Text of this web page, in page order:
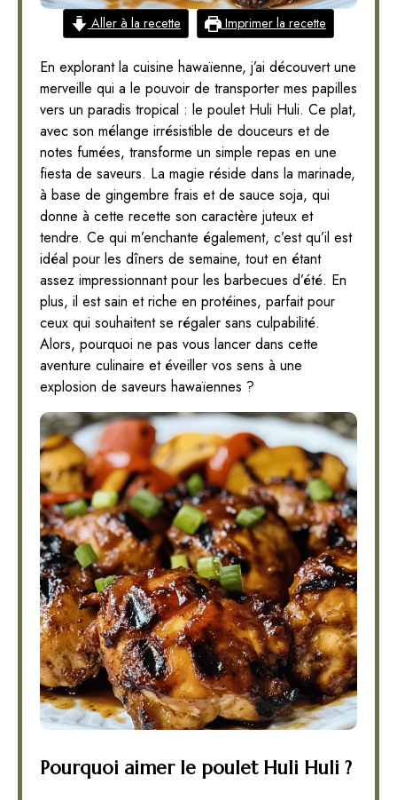
Aller à la recette Imprimer la recette
En explorant la cuisine hawaïenne, j’ai découvert une
merveille qui a le pouvoir de transporter mes papilles
vers un paradis tropical : le poulet Huli Huli. Ce plat,
avec son mélange irrésistible de douceurs et de
notes fumées, transforme un simple repas en une
fiesta de saveurs. La magie réside dans la marinade,
à base de gingembre frais et de sauce soja, qui
donne à cette recette son caractère juteux et
tendre. Ce qui m’enchante également, c’est qu’il est
idéal pour les dîners de semaine, tout en étant
assez impressionnant pour les barbecues d’été. En
plus, il est sain et riche en protéines, parfait pour
ceux qui souhaitent se régaler sans culpabilité.
Alors, pourquoi ne pas vous lancer dans cette
aventure culinaire et éveiller vos sens à une
explosion de saveurs hawaïennes ?
Pourquoi aimer le poulet Huli Huli ?